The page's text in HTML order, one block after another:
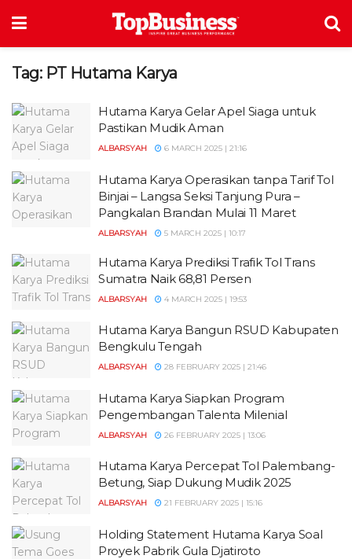
Tag: PT Hutama Karya
Hutama Karya Gelar Apel Siaga untuk
Pastikan Mudik Aman
ALBARSYAH 6 MARCH 2025 | 21:16
Hutama Karya Operasikan tanpa Tarif Tol
Binjai – Langsa Seksi Tanjung Pura –
Pangkalan Brandan Mulai 11 Maret
ALBARSYAH 5 MARCH 2025 | 10:17
Hutama Karya Prediksi Trafik Tol Trans
Sumatra Naik 68,81 Persen
ALBARSYAH 4 MARCH 2025 | 19:53
Hutama Karya Bangun RSUD Kabupaten
Bengkulu Tengah
ALBARSYAH 28 FEBRUARY 2025 | 21:46
Hutama Karya Siapkan Program
Pengembangan Talenta Milenial
ALBARSYAH 26 FEBRUARY 2025 | 13:06
Hutama Karya Percepat Tol Palembang-
Betung, Siap Dukung Mudik 2025
ALBARSYAH 21 FEBRUARY 2025 | 15:16
Holding Statement Hutama Karya Soal
Proyek Pabrik Gula Djatiroto